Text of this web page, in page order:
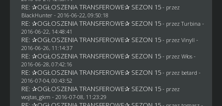
RE: ✰OGŁOSZENIA TRANSFEROWE✰ SEZON 15 - przez
BlackHunter- 2016-06-22, 09:50:18
RE: ✰OGŁOSZENIA TRANSFEROWE✰ SEZON 15 - przez Turbina -
2016-06-22, 14:48:41
RE: ✰OGŁOSZENIA TRANSFEROWE✰ SEZON 15 - przez Vinyll -
2016-06-26, 11:14:37
RE: ✰OGŁOSZENIA TRANSFEROWE✰ SEZON 15 - przez Włos-
2016-06-28, 07:42:16
RE: ✰OGŁOSZENIA TRANSFEROWE✰ SEZON 15 - przez betard -
2016-07-04, 00:43:52
RE: ✰OGŁOSZENIA TRANSFEROWE✰ SEZON 15 - przez
wojtas_gkm - 2016-07-08, 11:23:29